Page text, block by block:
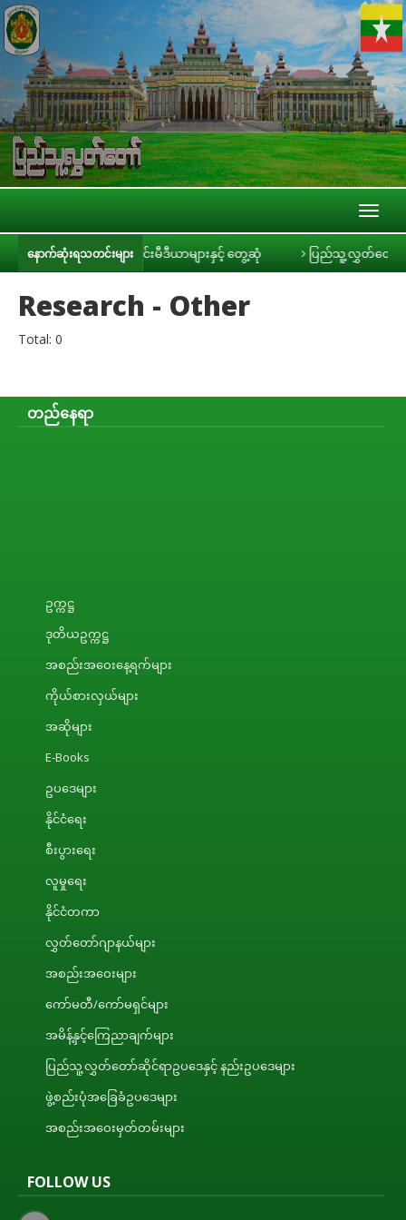
နောက်ဆုံးရသတင်းများ
က္ကဋ္ဌ ဦးခင်ရီ သတင်းမီဒီယာများနှင့် တွေ့ဆုံ ပြည်သူ့လွှတ်တော် အစိုးရ
Research - Other
Total: 0
တည်နေရာ
ဥက္ကဋ္ဌ
ဒုတိယဥက္ကဋ္ဌ
အစည်းအဝေးနေ့ရက်များ
ကိုယ်စားလှယ်များ
အဆိုများ
E-Books
ဥပဒေများ
နိုင်ငံရေး
စီးပွားရေး
လူမှုရေး
နိုင်ငံတကာ
လွှတ်တော်ဂျာနယ်များ
အစည်းအဝေးများ
ကော်မတီ/ကော်မရှင်များ
အမိန့်နှင့်ကြေညာချက်များ
ပြည်သူ့လွှတ်တော်ဆိုင်ရာဥပဒေနှင့် နည်းဥပဒေများ
ဖွဲ့စည်းပုံအခြေခံဥပဒေများ
အစည်းအဝေးမှတ်တမ်းများ
FOLLOW US